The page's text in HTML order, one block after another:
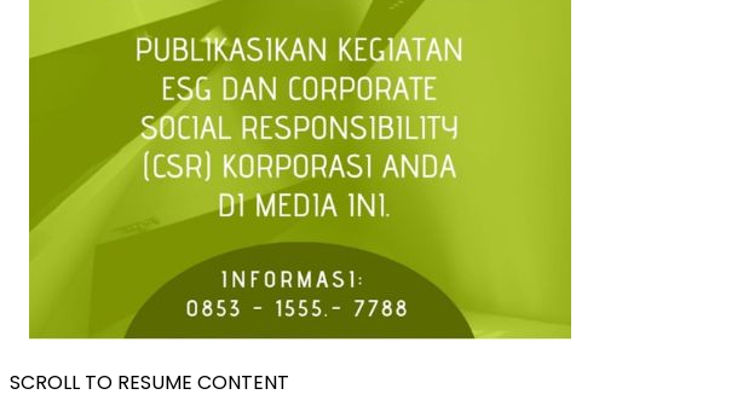
SCROLL TO RESUME CONTENT